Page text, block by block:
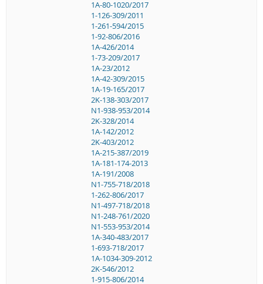
1A-80-1020/2017
1-126-309/2011
1-261-594/2015
1-92-806/2016
1A-426/2014
1-73-209/2017
1A-23/2012
1A-42-309/2015
1A-19-165/2017
2K-138-303/2017
N1-938-953/2014
2K-328/2014
1A-142/2012
2K-403/2012
1A-215-387/2019
1A-181-174-2013
1A-191/2008
N1-755-718/2018
1-262-806/2017
N1-497-718/2018
N1-248-761/2020
N1-553-953/2014
1A-340-483/2017
1-693-718/2017
1A-1034-309-2012
2K-546/2012
1-915-806/2014